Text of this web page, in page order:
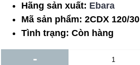
Hãng sản xuất: Ebara
Mã sản phẩm: 2CDX 120/30
Tình trạng: Còn hàng
-